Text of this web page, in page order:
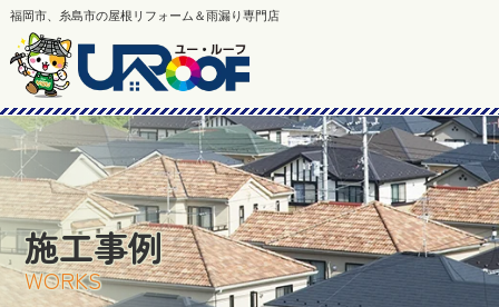
福岡市、糸島市の屋根リフォーム＆雨漏り専門店
施工事例
WORKS